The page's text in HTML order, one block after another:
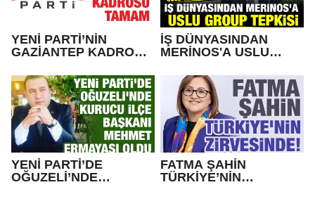
YENİ PARTİ’NİN
GAZİANTEP KADROSU
İŞ DÜNYASINDAN
MERİNOS'A USLU
YENİ PARTİ’DE
OĞUZELİ’NDE
FATMA ŞAHİN
TÜRKİYE’NİN